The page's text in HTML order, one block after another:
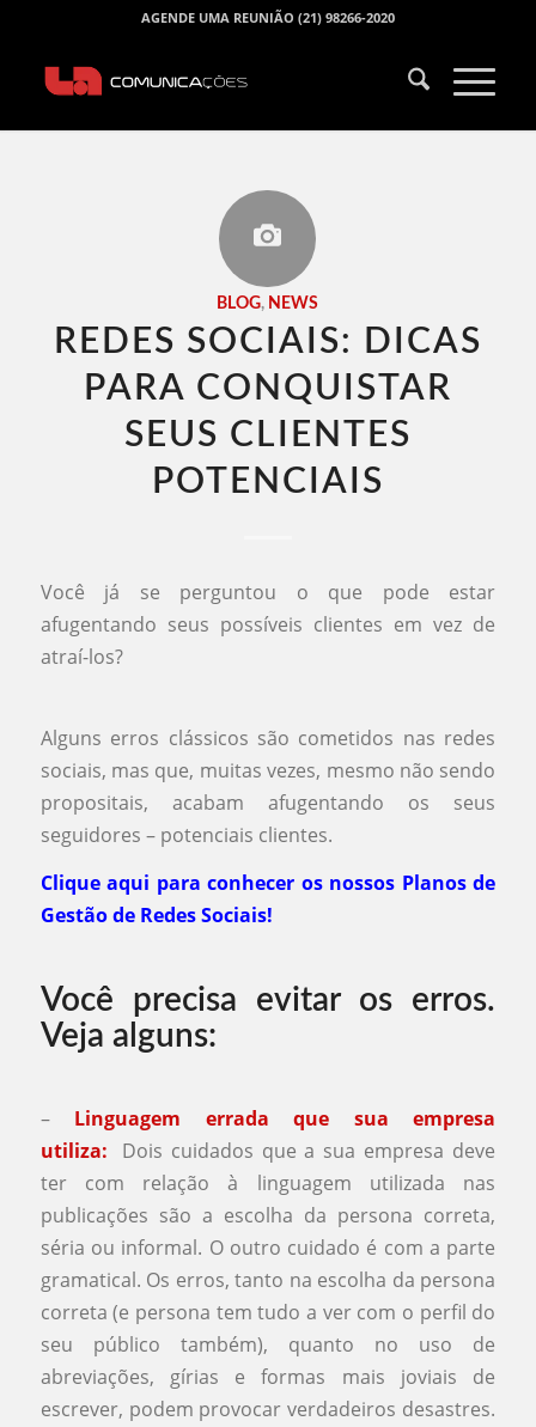
AGENDE UMA REUNIÃO (21) 98266-2020
BLOG, NEWS
REDES SOCIAIS: DICAS
PARA CONQUISTAR
SEUS CLIENTES
POTENCIAIS
Você já se perguntou o que pode estar
afugentando seus possíveis clientes em vez de
atraí-los?
Alguns erros clássicos são cometidos nas redes
sociais, mas que, muitas vezes, mesmo não sendo
propositais, acabam afugentando os seus
seguidores – potenciais clientes.⠀⠀
Clique aqui para conhecer os nossos Planos de
Gestão de Redes Sociais!
Você precisa evitar os erros.
Veja alguns:
–Linguagem errada que sua empresa
utiliza: ⠀Dois cuidados que a sua empresa deve
ter com relação à linguagem utilizada nas
publicações são a escolha da persona correta,
séria ou informal. O outro cuidado é com a parte
gramatical. Os erros, tanto na escolha da persona
correta (e persona tem tudo a ver com o perfil do
seu público também), quanto no uso de
abreviações, gírias e formas mais joviais de
escrever, podem provocar verdadeiros desastres.